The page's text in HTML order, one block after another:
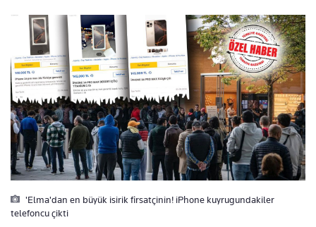
'Elma'dan en büyük isirik firsatçinin! iPhone kuyrugundakiler
telefoncu çikti